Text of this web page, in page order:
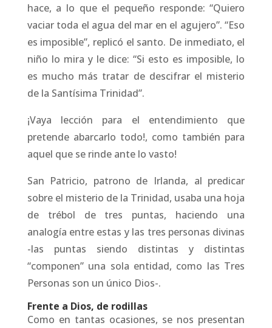
hace, a lo que el pequeño responde: “Quiero
vaciar toda el agua del mar en el agujero”. “Eso
es imposible”, replicó el santo. De inmediato, el
niño lo mira y le dice: “Si esto es imposible, lo
es mucho más tratar de descifrar el misterio
de la Santísima Trinidad”.
¡Vaya lección para el entendimiento que
pretende abarcarlo todo!, como también para
aquel que se rinde ante lo vasto!
San Patricio, patrono de Irlanda, al predicar
sobre el misterio de la Trinidad, usaba una hoja
de trébol de tres puntas, haciendo una
analogía entre estas y las tres personas divinas
-las puntas siendo distintas y distintas
“componen” una sola entidad, como las Tres
Personas son un único Dios-.
Frente a Dios, de rodillas
Como en tantas ocasiones, se nos presentan